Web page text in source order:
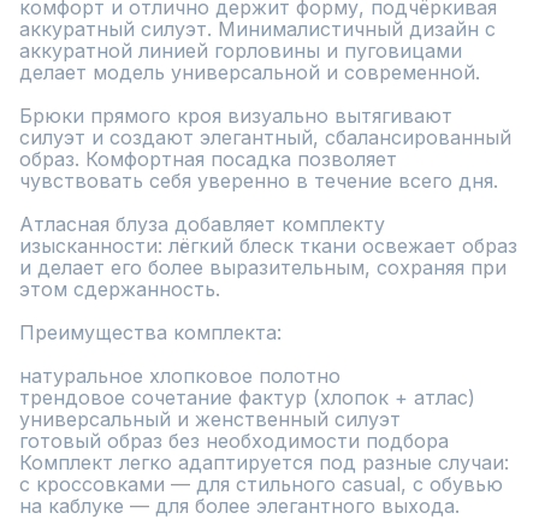
комфорт и отлично держит форму, подчёркивая
аккуратный силуэт. Минималистичный дизайн с
аккуратной линией горловины и пуговицами
делает модель универсальной и современной.
Брюки прямого кроя визуально вытягивают
силуэт и создают элегантный, сбалансированный
образ. Комфортная посадка позволяет
чувствовать себя уверенно в течение всего дня.
Атласная блуза добавляет комплекту
изысканности: лёгкий блеск ткани освежает образ
и делает его более выразительным, сохраняя при
этом сдержанность.
Преимущества комплекта:
натуральное хлопковое полотно
трендовое сочетание фактур (хлопок + атлас)
универсальный и женственный силуэт
готовый образ без необходимости подбора
Комплект легко адаптируется под разные случаи:
с кроссовками — для стильного casual, с обувью
на каблуке — для более элегантного выхода.